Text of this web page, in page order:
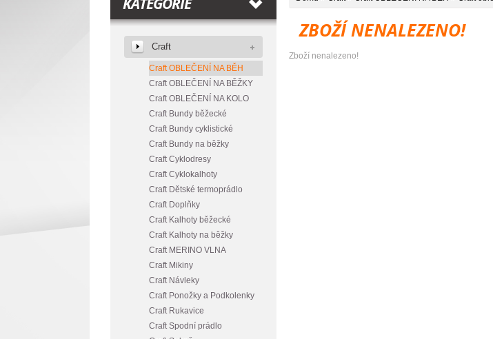
Craft
Craft OBLEČENÍ NA BĚH
Craft OBLEČENÍ NA BĚŽKY
Craft OBLEČENÍ NA KOLO
Craft Bundy běžecké
Craft Bundy cyklistické
Craft Bundy na běžky
Craft Cyklodresy
Craft Cyklokalhoty
Craft Dětské termoprádlo
Craft Doplňky
Craft Kalhoty běžecké
Craft Kalhoty na běžky
Craft MERINO VLNA
Craft Mikiny
Craft Návleky
Craft Ponožky a Podkolenky
Craft Rukavice
Craft Spodní prádlo
ZBOŽÍ NENALEZENO!
Zboží nenalezeno!